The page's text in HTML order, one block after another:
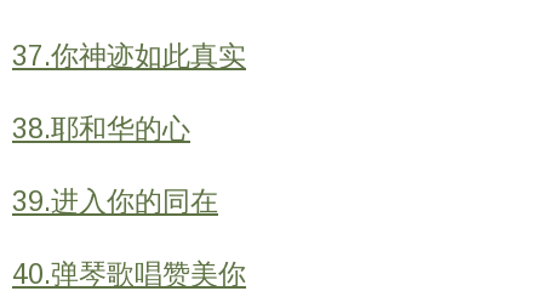
37.你神迹如此真实
38.耶和华的心
39.进入你的同在
40.弹琴歌唱赞美你